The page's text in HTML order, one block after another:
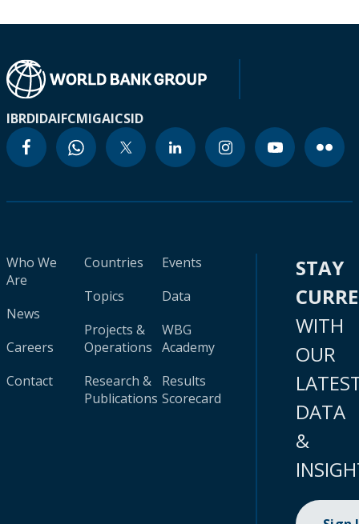
IBRDIDAIFCMIGAICSID
Who We
Are
News
Careers
Contact
Countries
Topics
Projects &
Operations
Research &
Publications
Events
Data
WBG
Academy
Results
Scorecard
STAY
WITH
OUR
DATA
&